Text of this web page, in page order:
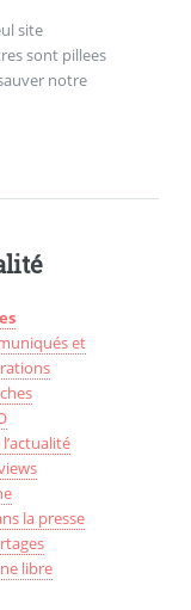
site
sont pillees
notre
et
l’actualité
la presse
libre